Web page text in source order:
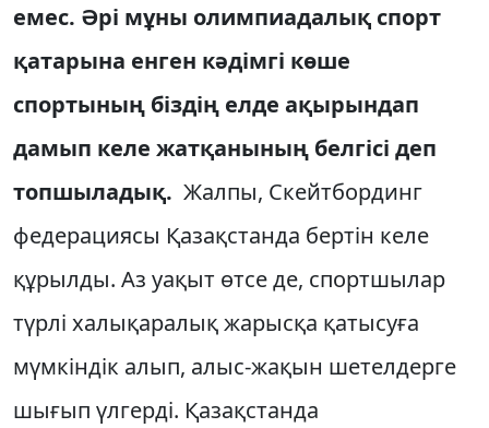
емес. Әрі мұны олимпиадалық спорт
қатарына енген кәдімгі көше
спортының біздің елде ақырындап
дамып келе жатқанының белгісі деп
топшыладық. Жалпы, Скейтбординг
феде­ра­ция­сы Қазақстанда бертін келе
құрыл­ды. Аз уақыт өтсе де, спорт­шы­лар
түрлі халықаралық жарысқа қа­ты­суға
мүмкіндік алып, алыс-жақын шетелдерге
шығып үлгерді. Қазақ­стан­да